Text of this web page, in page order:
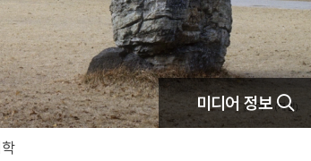
미디어 정보